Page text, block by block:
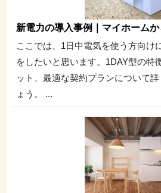
新電力の導入事例｜マイホーム
ここでは、1日中電気を使う方向け
をしたいと思います。1DAY型の特
ット、最適な契約プランについて
ょう。 ...